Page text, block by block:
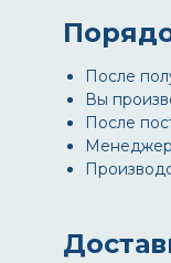
После
Вы
После
Менеджер